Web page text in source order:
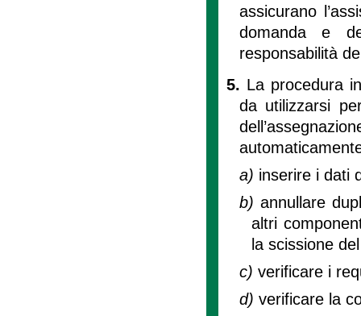
assicurano
domanda e
responsabilità
5. La procedura
da utilizzarsi
a) inserire i dati
b) annullare
altri
la scissione
c) verificare i
d) verificare la